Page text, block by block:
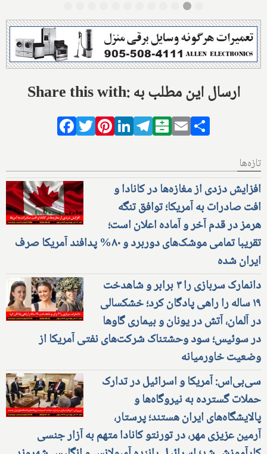
Share this with: ارسال این مطلب به
Facebook
TwitterPinterestLinkedIn
Telegram
Balatarin
Email
تازه‌ها
افزایش دزدی از مغازه‌ها در کانادا و
افت صادرات به آمریکا؛ توافق تنگه
هرمز در قدم آخر و آماده اعلان است؛
تقریبا تمامی موشک‌های دوربرد و ۸۰% پدافند آمریکا صرف
ایران شده
دانمارک سربازی را ۳ برابر و شاهدخت
۱۹ ساله را راهی پادگان کرد؛ خشکسالی
در آلمان، آتش در یونان و بیماری گاوها
در سوئیس؛ سود وحشتناک شرکت‌های نفتی آمریکا از
وضعیت خاورمیانه
سی‌بی‌اس: آمریکا و اسرائیل در تدارک
حملات گسترده به نیروگاه‌ها و
پالایشگاه‌های ایران هستند؛ پرستار،
آرمین عزیزی مهر، در تورنتو کانادا متهم به آزار جنسی